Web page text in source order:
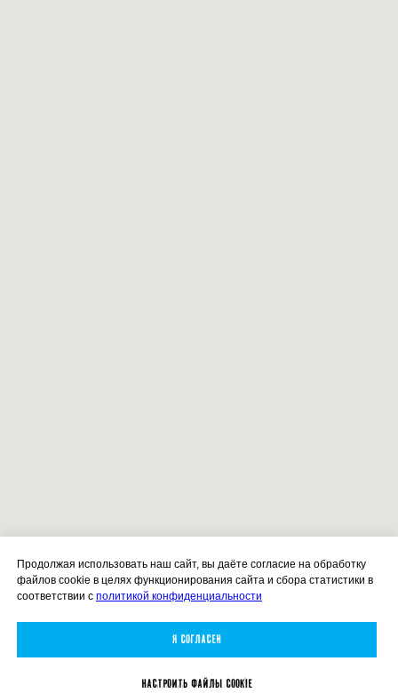
Продолжая использовать наш сайт, вы даёте согласие на обработку
файлов cookie в целях функционирования сайта и сбора статистики в
соответствии с политикой конфиденциальности
Я согласен
Настроить файлы Cookie